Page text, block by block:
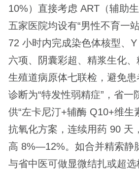
10%）直接考虑 ART（辅助
五家医院均设有“男性不育一
72 小时内完成染色体核型、
六项、阴囊彩超、精浆生化、
生殖道病原体七联检，避免
诊断为“特发性弱精症”，省一
供“左卡尼汀+辅酶 Q10+维生
抗氧化方案，连续用药 90 天
高 8%—12%。如合并精索静
与省中医可做显微结扎或超